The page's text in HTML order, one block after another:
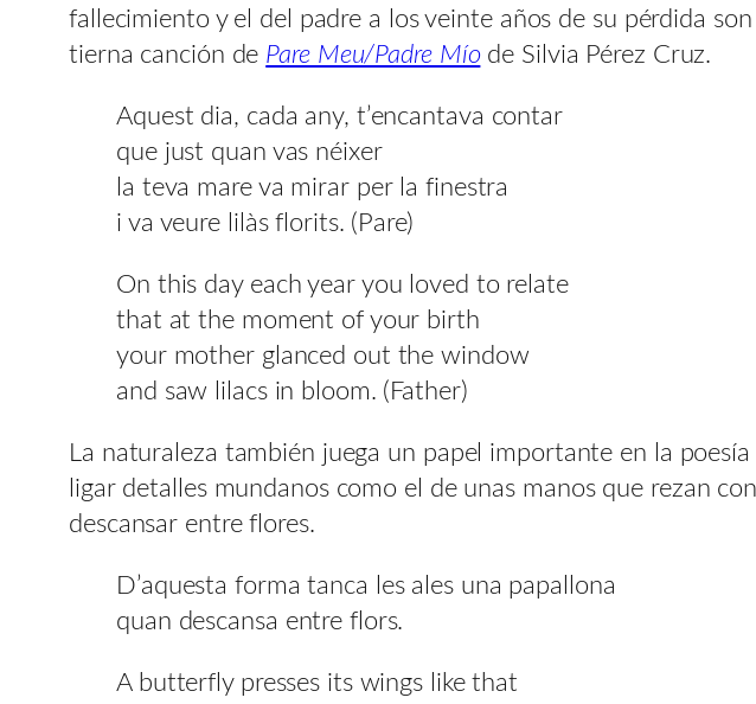
fallecimiento y el del padre a los veinte años de su pérdida
tierna canción de Pare Meu/Padre Míode Silvia Pérez Cruz.
Aquest dia, cada any, t’encantava contar
que just quan vas néixer
la teva mare va mirar per la finestra
i va veure lilàs florits. (Pare)
On this day each year you loved to relate
that at the moment of your birth
your mother glanced out the window
and saw lilacs in bloom. (Father)
La naturaleza también juega un papel importante en la
ligar detalles mundanos como el de unas manos que rezan
descansar entre flores.
D’aquesta forma tanca les ales una papallona
quan descansa entre flors.
A butterfly presses its wings like that